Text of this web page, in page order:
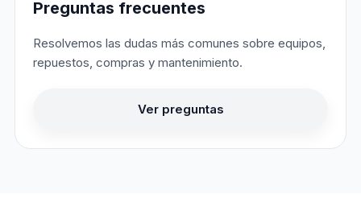
Preguntas frecuentes
Resolvemos las dudas más comunes sobre equipos,
repuestos, compras y mantenimiento.
Ver preguntas